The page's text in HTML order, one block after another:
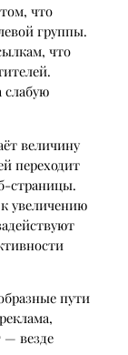
что
группы.
что
слабую
величину
переходит
страницы.
увеличению
пути
— везде